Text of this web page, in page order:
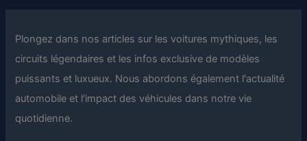
Plongez dans nos articles sur les voitures mythiques, les
circuits légendaires et les infos exclusive de modèles
puissants et luxueux. Nous abordons également l'actualité
automobile et l'impact des véhicules dans notre vie
quotidienne.